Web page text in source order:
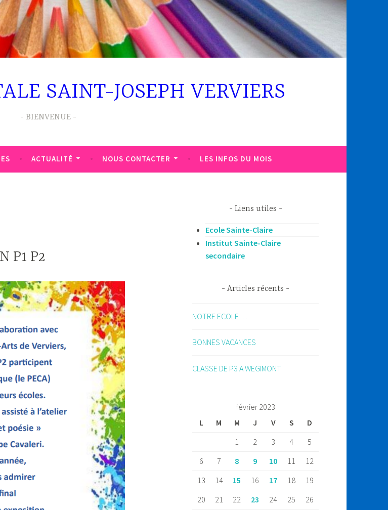
SAINT-JOSEPH VERVIERS
BIENVENUE
ACTUALITÉ NOUS CONTACTER LES INFOS DU MOIS
P1 P2
Liens utiles
Ecole Sainte-Claire
Institut Sainte-Claire
secondaire
Articles récents
NOTRE ECOLE…
BONNES VACANCES
CLASSE DE P3 A WEGIMONT
février 2023
L
M M J V S D
1 2 3 4
5
6
7 8 9 10 11
12
13
14 15 16 17 18
19
20
21 22 23 24 25
26